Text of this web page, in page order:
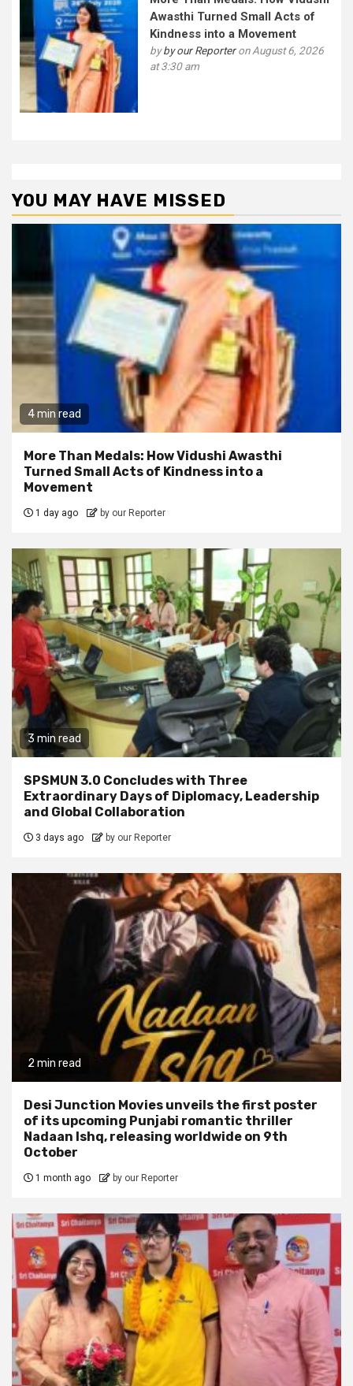
Awasthi Turned Small Acts of
Kindness into a Movement
byby our Reporteron August 6, 2026
at 3:30 am
YOU MAY HAVE MISSED
4 min read
More Than Medals: How Vidushi Awasthi
Turned Small Acts of Kindness into a
Movement
1 day ago by our Reporter
3 min read
SPSMUN 3.0 Concludes with Three
Extraordinary Days of Diplomacy, Leadership
and Global Collaboration
3 days ago by our Reporter
2 min read
Desi Junction Movies unveils the first poster
of its upcoming Punjabi romantic thriller
Nadaan Ishq, releasing worldwide on 9th
October
1 month ago by our Reporter